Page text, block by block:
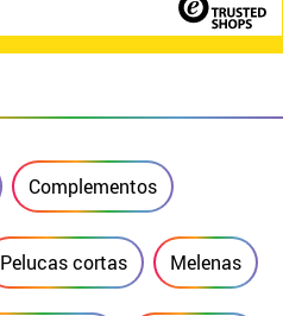
Complementos
Pelucas cortas Melenas